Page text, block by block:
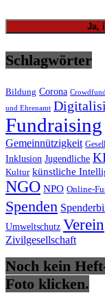
Schlagwörter
Bildung Corona
und Ehrenamt
Fundraising
Gemeinnützigkeit
Inklusion Jugendliche
Kultur künstliche
NGO NPO Online-
Spenden
Umweltschutz Verein
Zivilgesellschaft
Noch kein
Foto klicken.